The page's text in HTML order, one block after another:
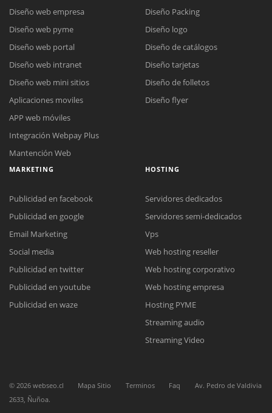
Reunión online
Nuestros ejecutivos le enviarán un correo electrónico con el enlace a
Meet para la reunión online.
Cotización
Todos nuestros ejecutivos están fuera de línea. Complete el formulario
Diseño web empresa
Diseño web pyme
Diseño web portal
Diseño web intranet
Diseño web mini sitios
Aplicaciones moviles
APP web móviles
Integración Webpay Plus
Mantención Web
Diseño Packing
Diseño logo
Diseño de catálogos
Diseño tarjetas
Diseño de folletos
Diseño flyer
MARKETING
Publicidad en facebook
Publicidad en google
Email Marketing
Social media
Publicidad en twitter
Publicidad en youtube
Publicidad en waze
HOSTING
Servidores dedicados
Servidores semi-dedicados
Vps
Web hosting reseller
Web hosting corporativo
Web hosting empresa
Hosting PYME
Streaming audio
Streaming Video
© 2026 webseo.cl Mapa Sitio Terminos Faq
Av. Pedro de Valdivia
2633, Ñuñoa.